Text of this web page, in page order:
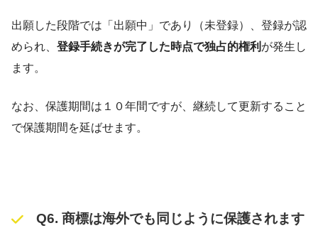
出願した段階では「出願中」であり（未登録）、登録が認
められ、 登録手続きが完了した時点で独占的権利 が発生し
ます。
なお、保護期間は１０年間ですが、継続して更新すること
で保護期間を延ばせます。
Q6. 商標は海外でも同じように保護されます